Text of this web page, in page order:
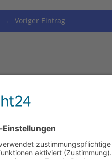
←Voriger Eintrag
© 2023 Ralf Krauter –Impressum